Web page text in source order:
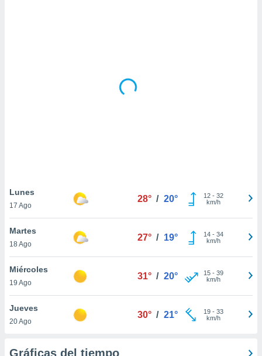
únicos
similares
como
IP
posible
traten tus
en
Para
Lunes
17 Ago
28° / 20° 12- 32
km/h
Martes
18 Ago
27° / 19° 14- 34
km/h
Miércoles
19 Ago
31° / 20° 15- 39
km/h
Jueves
20 Ago
30° / 21° 19- 33
km/h
Gráficas del tiempo